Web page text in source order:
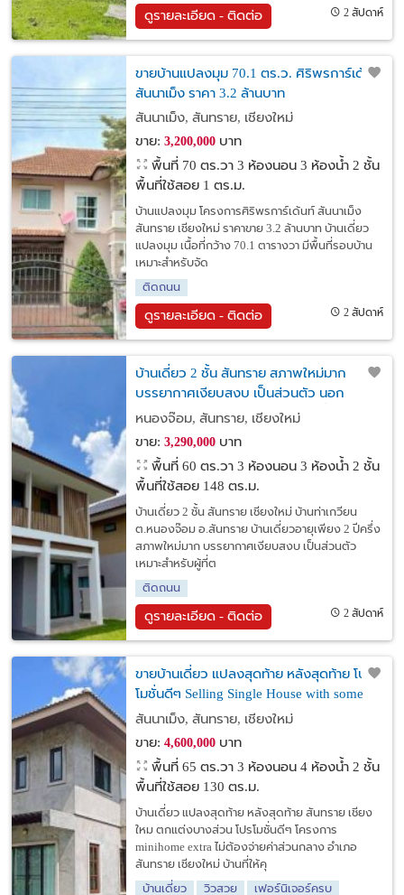
ดูรายละเอียด - ติดต่อ 2 สัปดาห์
ขายบ้านแปลงมุม 70.1 ตร.ว. ศิริพรการ์เด้นท์
สันนาเม็ง ราคา 3.2 ล้านบาท
สันนาเม็ง, สันทราย, เชียงใหม่
ขาย: 3,200,000บาท
พื้นที่ 70 ตร.วา 3 ห้องนอน 3 ห้องน้ำ 2 ชั้น
พื้นที่ใช้สอย 1 ตร.ม.
บ้านแปลงมุม โครงการศิริพรการ์เด้นท์ สันนาเม็ง
สันทราย เชียงใหม่ ราคาขาย 3.2 ล้านบาท บ้านเดี่ยว
แปลงมุม เนื้อที่กว้าง 70.1 ตารางวา มีพื้นที่รอบบ้าน
เหมาะสำหรับจัด
ติดถนน
ดูรายละเอียด - ติดต่อ 2 สัปดาห์
บ้านเดี่ยว 2 ชั้น สันทราย สภาพใหม่มาก
บรรยากาศเงียบสงบ เป็นส่วนตัว นอก
โครงการ พร้อมเฟอร์นิเจอร์และเครื่องใช้
หนองจ๊อม, สันทราย, เชียงใหม่
ขาย: 3,290,000บาท
พื้นที่ 60 ตร.วา 3 ห้องนอน 3 ห้องน้ำ 2 ชั้น
พื้นที่ใช้สอย 148 ตร.ม.
บ้านเดี่ยว 2 ชั้น สันทราย เชียงใหม่ บ้านท่าเกวียน
ต.หนองจ๊อม อ.สันทราย บ้านเดี่ยวอายุเพียง 2 ปีครึ่ง
สภาพใหม่มาก บรรยากาศเงียบสงบ เป็นส่วนตัว
เหมาะสำหรับผู้ที่ต
ติดถนน
ดูรายละเอียด - ติดต่อ 2 สัปดาห์
ขายบ้านเดี่ยว แปลงสุดท้าย หลังสุดท้าย โปร
โมชั่นดีๆ Selling Single House with some
decorating at SanSai Chiang Mai
สันนาเม็ง, สันทราย, เชียงใหม่
ขาย: 4,600,000บาท
พื้นที่ 65 ตร.วา 3 ห้องนอน 4 ห้องน้ำ 2 ชั้น
พื้นที่ใช้สอย 130 ตร.ม.
บ้านเดี่ยว แปลงสุดท้าย หลังสุดท้าย สันทราย เชียง
ใหม ตกแต่งบางส่วน โปรโมชั่นดีๆ โครงการ
minihome extra ไม่ต้องจ่ายค่าส่วนกลาง อำเภอ
สันทราย เชียงใหม่ บ้านที่ให้คุ
บ้านเดี่ยว
วิวสวย
เฟอร์นิเจอร์ครบ